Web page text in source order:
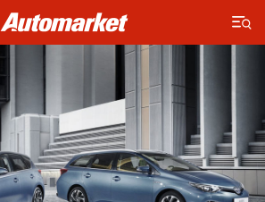
×